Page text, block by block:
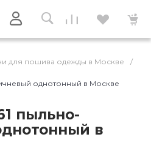
для пошива одежды в Москве
/
однотонный в Москве
пыльно-
в